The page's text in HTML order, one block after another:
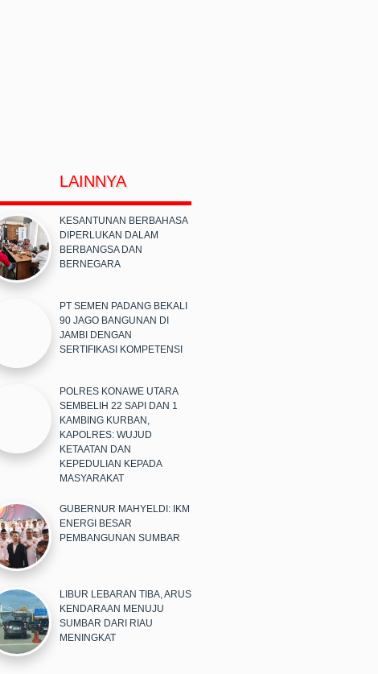
LAINNYA
KESANTUNAN BERBAHASA
DIPERLUKAN DALAM
BERBANGSA DAN
BERNEGARA
PT SEMEN PADANG BEKALI
90 JAGO BANGUNAN DI
JAMBI DENGAN
SERTIFIKASI KOMPETENSI
POLRES KONAWE UTARA
SEMBELIH 22 SAPI DAN 1
KAMBING KURBAN,
KAPOLRES: WUJUD
KETAATAN DAN
KEPEDULIAN KEPADA
MASYARAKAT
GUBERNUR MAHYELDI: IKM
ENERGI BESAR
PEMBANGUNAN SUMBAR
LIBUR LEBARAN TIBA, ARUS
KENDARAAN MENUJU
SUMBAR DARI RIAU
MENINGKAT